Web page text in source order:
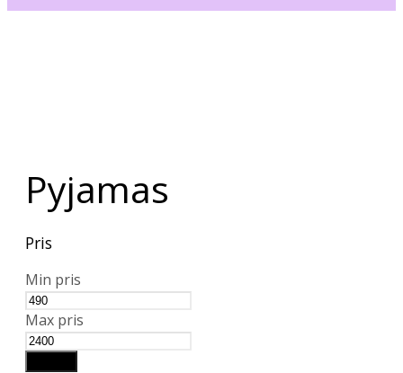
Pyjamas
Pris
Min pris
Max pris